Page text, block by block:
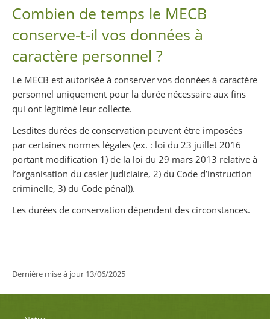
Combien de temps le MECB
conserve-t-il vos données à
caractère personnel ?
Le MECB est autorisée à conserver vos données à caractère
personnel uniquement pour la durée nécessaire aux fins
qui ont légitimé leur collecte.
Lesdites durées de conservation peuvent être imposées
par certaines normes légales (ex. : loi du 23 juillet 2016
portant modification 1) de la loi du 29 mars 2013 relative à
l’organisation du casier judiciaire, 2) du Code d’instruction
criminelle, 3) du Code pénal)).
Les durées de conservation dépendent des circonstances.
Dernière mise à jour 13/06/2025